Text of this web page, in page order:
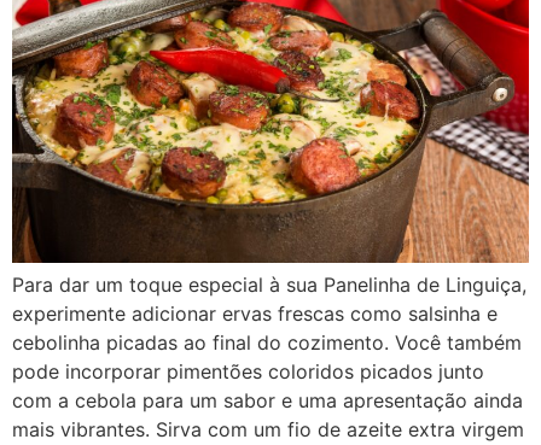
Para dar um toque especial à sua Panelinha de Linguiça,
experimente adicionar ervas frescas como salsinha e
cebolinha picadas ao final do cozimento. Você também
pode incorporar pimentões coloridos picados junto
com a cebola para um sabor e uma apresentação ainda
mais vibrantes. Sirva com um fio de azeite extra virgem